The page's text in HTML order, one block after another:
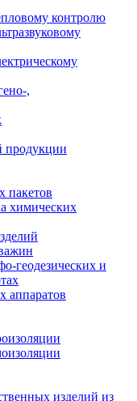
контролю
,
продукции
пакетов
химических
геодезических и
аппаратов
изделий из